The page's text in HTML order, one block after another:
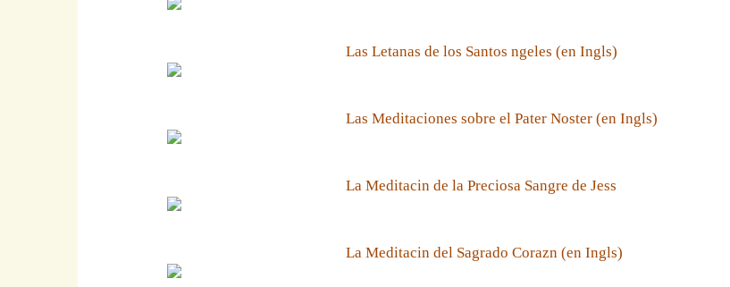
Las Letanas de los Santos ngeles (en Ingls)
Las Meditaciones sobre el Pater Noster (en Ingls)
La Meditacin de la Preciosa Sangre de Jess
La Meditacin del Sagrado Corazn (en Ingls)